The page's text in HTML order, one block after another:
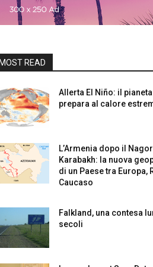
READ
Allerta El Niño: il
prepara al calore
L’Armenia dopo il
Karabakh: la nuova
di un Paese tra Europa,
Caucaso
Falkland, una contesa
secoli